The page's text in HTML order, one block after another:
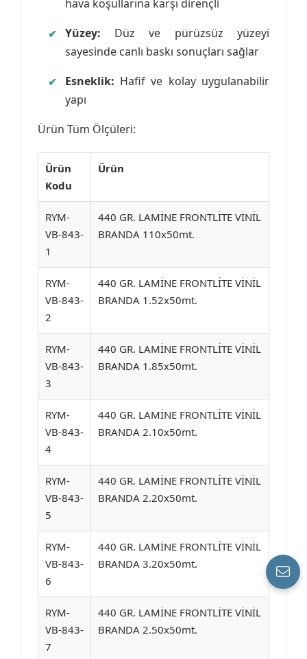
hava koşullarına karşı dirençli
Yüzey: Düz ve pürüzsüz yüzeyi
sayesinde canlı baskı sonuçları sağlar
Esneklik: Hafif ve kolay uygulanabilir
yapı
Ürün Tüm Ölçüleri:
Ürün
Kodu
Ürün
RYM-
VB-843-
1
440 GR. LAMİNE FRONTLİTE VİNİL
BRANDA 110x50mt.
RYM-
VB-843-
2
440 GR. LAMİNE FRONTLİTE VİNİL
BRANDA 1.52x50mt.
RYM-
VB-843-
3
440 GR. LAMİNE FRONTLİTE VİNİL
BRANDA 1.85x50mt.
RYM-
VB-843-
4
440 GR. LAMİNE FRONTLİTE VİNİL
BRANDA 2.10x50mt.
RYM-
VB-843-
5
440 GR. LAMİNE FRONTLİTE VİNİL
BRANDA 2.20x50mt.
RYM-
VB-843-
6
440 GR. LAMİNE FRONTLİTE VİNİL
BRANDA 3.20x50mt.
RYM-
VB-843-
7
440 GR. LAMİNE FRONTLİTE VİNİL
BRANDA 2.50x50mt.